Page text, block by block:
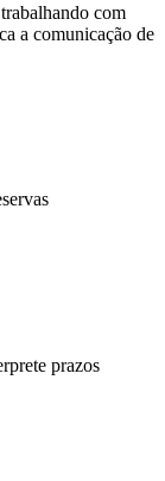
com
a comunicação de
prazos